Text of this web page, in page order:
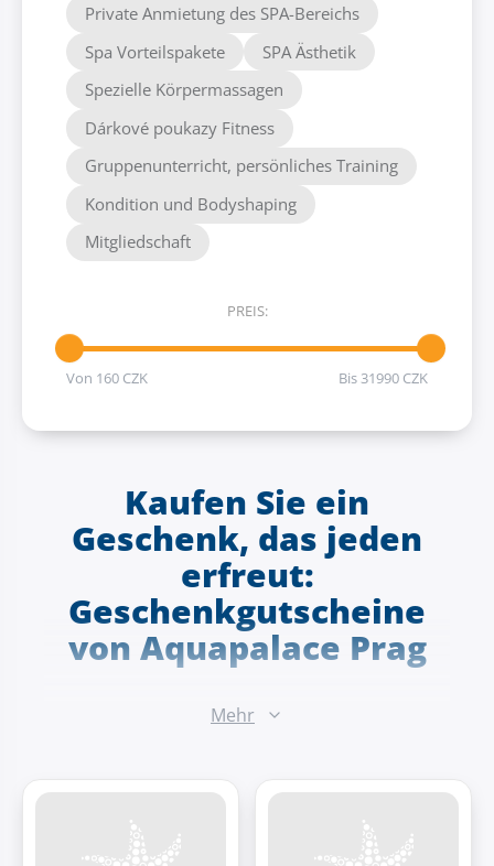
Private Anmietung des SPA-Bereichs
Spa Vorteilspakete
SPA Ästhetik
Spezielle Körpermassagen
Dárkové poukazy Fitness
Gruppenunterricht, persönliches Training
Kondition und Bodyshaping
Mitgliedschaft
PREIS:
Von 160 CZK Bis31990 CZK
Kaufen Sie ein
Geschenk, das jeden
erfreut:
Geschenkgutscheine
von Aquapalace Prag
Suchen Sie ein perfektes Geschenk, das Freude,
Mehr